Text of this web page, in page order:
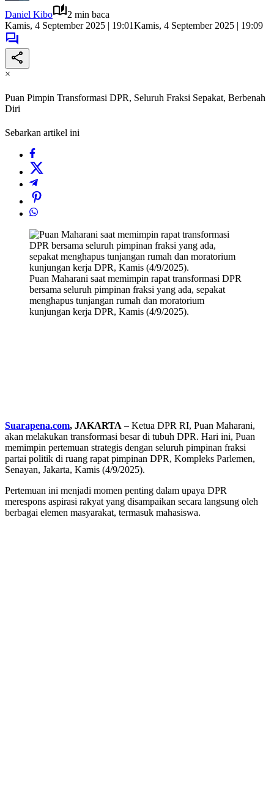
Daniel Kibo
2 min baca
Kamis, 4 September 2025 | 19:01Kamis, 4 September 2025 | 19:09
×
Puan Pimpin Transformasi DPR, Seluruh Fraksi Sepakat, Berbenah
Diri
Sebarkan artikel ini
Puan Maharani saat memimpin rapat transformasi DPR
bersama seluruh pimpinan fraksi yang ada, sepakat
menghapus tunjangan rumah dan moratorium
kunjungan kerja DPR, Kamis (4/9/2025).
Suarapena.com, JAKARTA – Ketua DPR RI, Puan Maharani,
akan melakukan transformasi besar di tubuh DPR. Hari ini, Puan
memimpin pertemuan strategis dengan seluruh pimpinan fraksi
partai politik di ruang rapat pimpinan DPR, Kompleks Parlemen,
Senayan, Jakarta, Kamis (4/9/2025).
Pertemuan ini menjadi momen penting dalam upaya DPR
merespons aspirasi rakyat yang disampaikan secara langsung oleh
berbagai elemen masyarakat, termasuk mahasiswa.